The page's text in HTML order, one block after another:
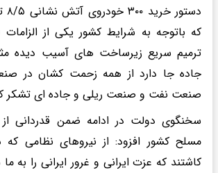
که باتوجه به شرایط کشور یکی از
ترمیم سریع زیرساخت های آسیب دیده
جاده جا دارد از همه زحمت کشان در
صنعت نفت و صنعت ریلی و جاده ای تشکر
سخنگوی دولت در ادامه ضمن قدردانی
مسلح کشور افزود: از نیروهای نظامی
کاشتند که عزت ایرانی و غرور ایرانی را به ما